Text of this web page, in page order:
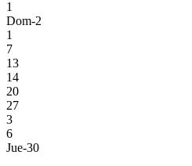
1
Dom-2
1
7
13
14
20
27
3
6
Jue-30